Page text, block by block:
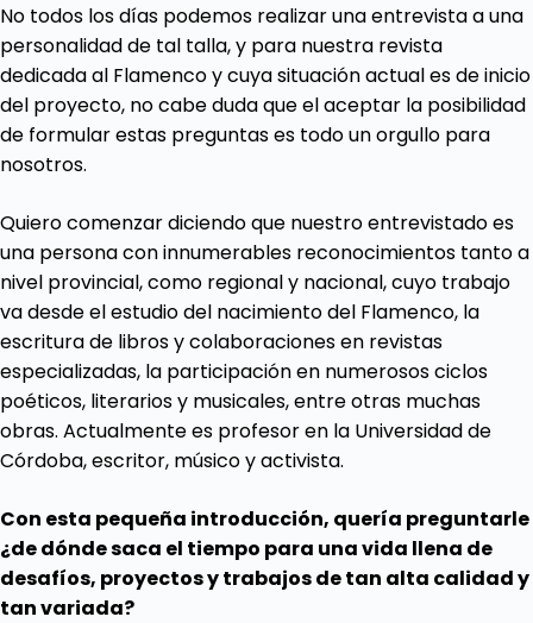
No todos los días podemos realizar una entrevista a una
personalidad de tal talla, y para nuestra revista
dedicada al Flamenco y cuya situación actual es de inicio
del proyecto, no cabe duda que el aceptar la posibilidad
de formular estas preguntas es todo un orgullo para
nosotros.
Quiero comenzar diciendo que nuestro entrevistado es
una persona con innumerables reconocimientos tanto a
nivel provincial, como regional y nacional, cuyo trabajo
va desde el estudio del nacimiento del Flamenco, la
escritura de libros y colaboraciones en revistas
especializadas, la participación en numerosos ciclos
poéticos, literarios y musicales, entre otras muchas
obras. Actualmente es profesor en la Universidad de
Córdoba, escritor, músico y activista.
Con esta pequeña introducción, quería preguntarle
¿de dónde saca el tiempo para una vida llena de
desafíos, proyectos y trabajos de tan alta calidad y
tan variada?